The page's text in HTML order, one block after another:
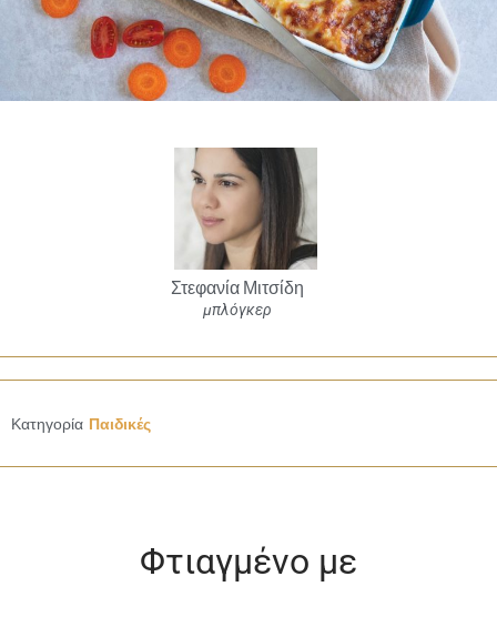
Στεφανία Μιτσίδη
μπλόγκερ
Κατηγορία Παιδικές
Φτιαγμένο με